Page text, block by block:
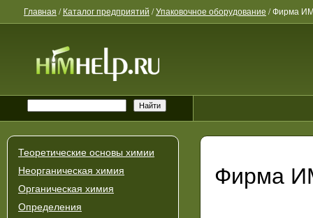
Главная /Каталог предприятий /Упаковочное оборудование /Фирма
Теоретические основы химии
Неорганическая химия
Органическая химия
Определения
Фирма